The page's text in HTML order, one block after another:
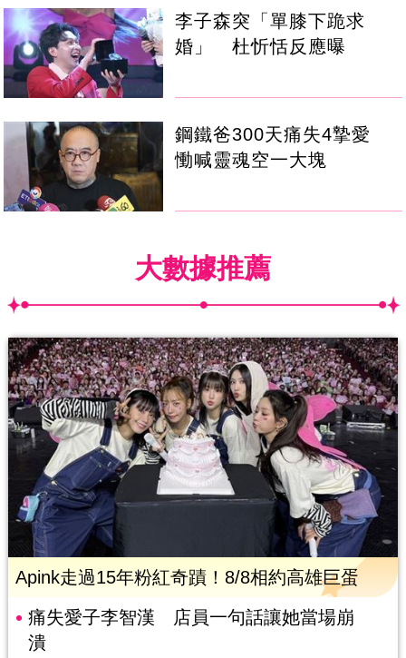
李子森突「單膝下跪求
婚」 杜忻恬反應曝
鋼鐵爸300天痛失4摯愛
慟喊靈魂空一大塊
大數據推薦
Apink走過15年粉紅奇蹟！8/8相約高雄巨蛋
痛失愛子李智漢 店員一句話讓她當場崩
潰